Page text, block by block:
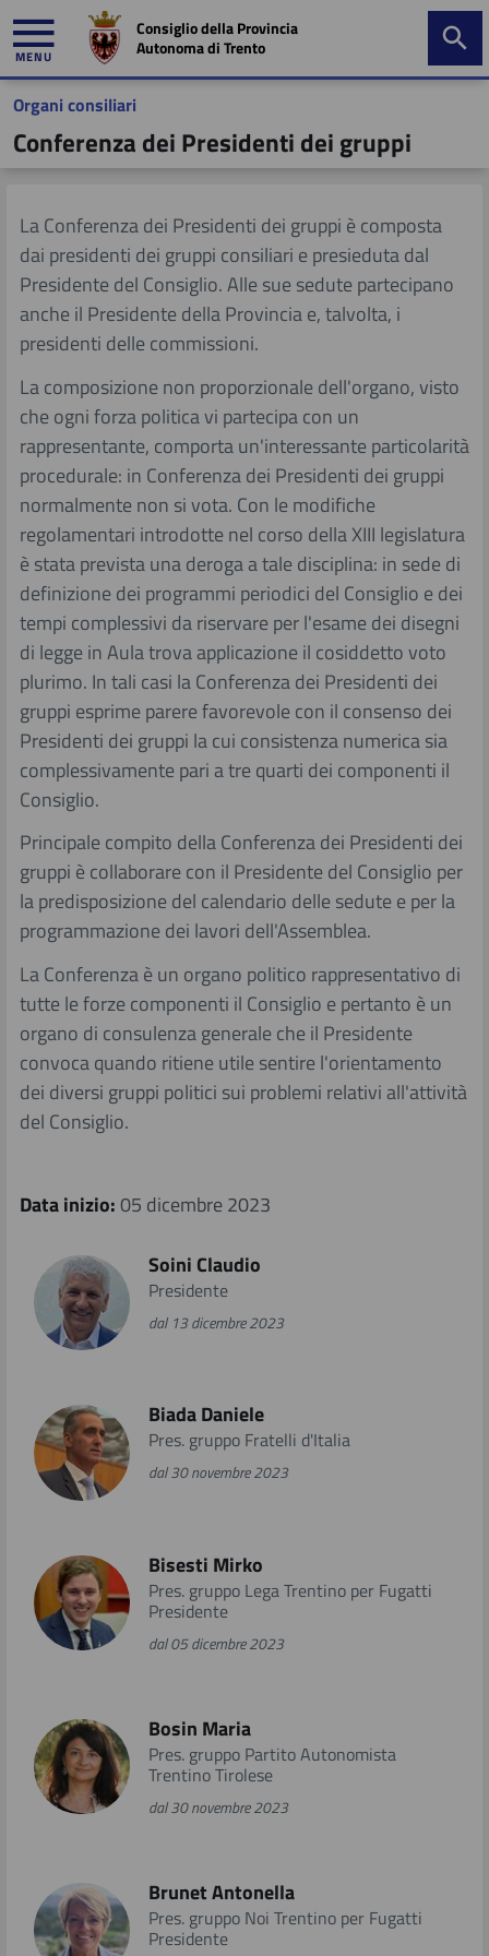
MENU
Consiglio della Provincia
Autonoma di Trento
Organi consiliari
Conferenza dei Presidenti dei gruppi
​​​​La Conferenza dei Presidenti dei gruppi è composta
dai presidenti dei gruppi consiliari e presieduta dal
Presidente del Consiglio. Alle sue sedute partecipano
anche il Presidente della Provincia e, talvolta, i
presidenti delle commissioni.
La composizione non proporzionale dell'organo, visto
che ogni forza politica vi partecipa con un
rappresentante, comporta un'​interessante particolarità
procedurale: in Conferenza dei Presidenti dei gruppi
normalmente non si vota. Con le modifiche
regolamentari introdotte nel corso della XIII legislatura
è stata prevista una deroga a tale disciplina: in sede di
definizione dei programmi periodici del Consiglio e dei
tempi complessivi da riservare per l'esame dei disegni
di legge in Aula trova applicazione il cosiddetto voto
plurimo. In tali casi la Conferenza dei Presidenti dei
gruppi esprime parere favorevole con il consenso dei
Presidenti dei gruppi la cui consistenza numerica sia
complessivamente pari a tre quarti dei componenti il
Consiglio.
Principale compito della Conferenza dei Presidenti dei
gruppi è collaborare con il Presidente del Consiglio per
la predisposizione del calendario delle sedute e per la
programmazione dei lavori dell'Assemblea.
La Conferenza è un organo politico rappresentativo di
tutte le forze componenti il Consiglio e pertanto è un
organo di consulenza generale che il Presidente
convoca quando ritiene utile sentire l'orientamento
dei diversi gruppi politici sui problemi relativi all'attività
del Consiglio.
Data inizio:05 dicembre 2023
Soini Claudio
Presidente
dal 13 dicembre 2023
Biada Daniele
Pres. gruppo Fratelli d'Italia
dal 30 novembre 2023
Bisesti Mirko
Pres. gruppo Lega Trentino per Fugatti
Presidente
dal 05 dicembre 2023
Bosin Maria
Pres. gruppo Partito Autonomista
Trentino Tirolese
dal 30 novembre 2023
Brunet Antonella
Pres. gruppo Noi Trentino per Fugatti
Presidente
trasparente
Peculiarità storiche e giuridiche
Effetti delle riforme del 2001
Tutela delle minoranze linguistiche
Competenze legislative e amministrative
Ordinamento e gli organi provinciali
Amministrazione, enti locali, finanza
Rapporti con lo Stato e con l'Unione Europea
Il "Parlamento trentino"
Le funzioni
Benvenuto
Le funzioni del Presidente
Ultimi messaggi
Composizione consiglio
Indici di presenza
Elezione e funzioni
Prerogative, doveri e sanzioni dei consiglieri
Trattamento economico dei consiglieri
Elenco gruppi
Costituzione e funzioni
Interventi a favore dei gruppi consiliari
Istituti di partecipazione
Assistere ai lavori del Consiglio
Accesso alla documentazione consiliare
Conosciamo Autonomia
Attività
Iscriviti alle attività
Highlights
I Presidenti della Giunta
I Presidenti del Consiglio
I gruppi consiliari
I consiglieri eletti
Le legislature
Presentazione
Composizione
Regolamenti
Dreier Landtag 2025 Merano
Dreier Landtag 2023 Riva del Garda
Dreier Landtag 2021 Alpbach
Dreier Landtag 2019 Merano
Dreier Landtag 2016 Trento
Dreier Landtag 2014 Schwaz
Dreier Landtag 2011 Merano
Dreier Landtag 2009 Mezzocorona
Dreier Landtag 2007 Innsbruck
Dreier Landtag 2005 Merano
Dreier Landtag 2002 Riva del Garda
Dreier Landtag 1998 Merano
Dreier Landtag 1996 Trento Riva del Garda
Dreier Landtag 1993 Innsbruck
Dreier Landtag 1991 Merano
Link correlati